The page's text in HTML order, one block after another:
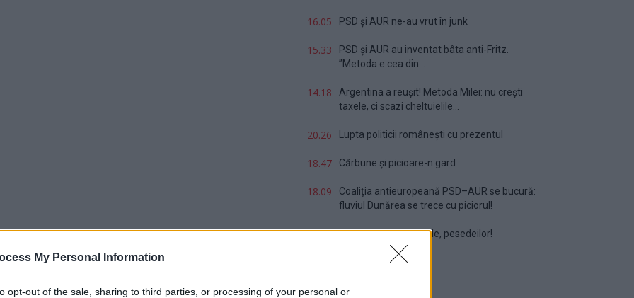
My Personal Information
opt-out of the sale, sharing to third parties, or processing of your personal or
16.05 PSD și AUR ne-au vrut în junk
15.33
PSD și AUR au inventat bâta anti-Fritz.
”Metoda e cea din...
14.18
Argentina a reușit! Metoda Milei: nu crești
taxele, ci scazi cheltuielile...
20.26 Lupta politicii românești cu prezentul
18.47 Cărbune și picioare-n gard
18.09
Coaliția antieuropeană PSD–AUR se bucură:
fluviul Dunărea se trece cu piciorul!
17.32 Vă veți blestema zilele, pesedeilor!